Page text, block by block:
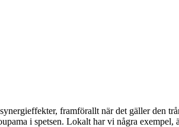
framförallt när det gäller den
i spetsen. Lokalt har vi några